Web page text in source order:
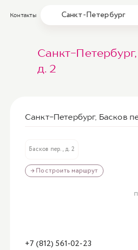
Контакты Санкт-Петербург
Санкт-
д. 2
Санкт-Петербург, Басков
Басков пер., д. 2
→ Построить маршрут
+7 (812) 561-02-23